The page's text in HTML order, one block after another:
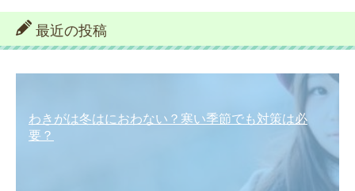
最近の投稿
わきがは冬はにおわない？寒い季節でも対策は必
要？